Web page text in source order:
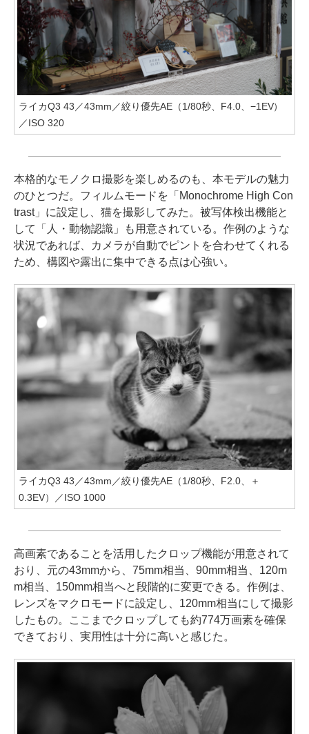
ライカQ3 43／43mm／絞り優先AE（1/80秒、F4.0、−1EV）
／ISO 320
本格的なモノクロ撮影を楽しめるのも、本モデルの魅力
のひとつだ。フィルムモードを「Monochrome High Con
trast」に設定し、猫を撮影してみた。被写体検出機能と
して「人・動物認識」も用意されている。作例のような
状況であれば、カメラが自動でピントを合わせてくれる
ため、構図や露出に集中できる点は心強い。
ライカQ3 43／43mm／絞り優先AE（1/80秒、F2.0、＋
0.3EV）／ISO 1000
高画素であることを活用したクロップ機能が用意されて
おり、元の43mmから、75mm相当、90mm相当、120m
m相当、150mm相当へと段階的に変更できる。作例は、
レンズをマクロモードに設定し、120mm相当にして撮影
したもの。ここまでクロップしても約774万画素を確保
できており、実用性は十分に高いと感じた。